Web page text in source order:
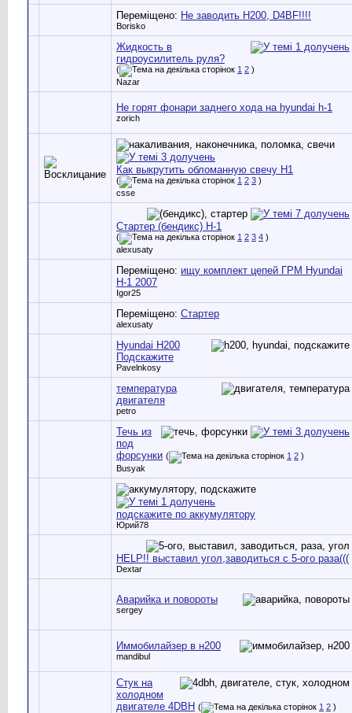
Переміщено: Не заводить H200, D4BF!!!!
Borisko
Жидкость в
гидроусилитель руля?
( 1 2 )
Nazar
Не горят фонари заднего хода на hyundai h-1
zorich
Как выкрутить обломанную свечу Н1
( 1 2 3 )
csse
Стартер (бендикс) Н-1
( 1 2 3 4 )
alexusaty
Переміщено: ищу комплект цепей ГРМ Hyundai
H-1 2007
Igor25
Переміщено: Стартер
alexusaty
Hyundai H200
Подскажите
Pavelnkosy
температура
двигателя
petro
Течь из
под
форсунки ( 1 2 )
Busyak
подскажите по аккумулятору
Юрий78
HELP!! выставил угол,заводиться с 5-ого раза(((
Dextar
Аварийка и повороты
sergey
Иммобилайзер в н200
mandibul
Стук на
холодном
двигателе 4DBH ( 1 2 )